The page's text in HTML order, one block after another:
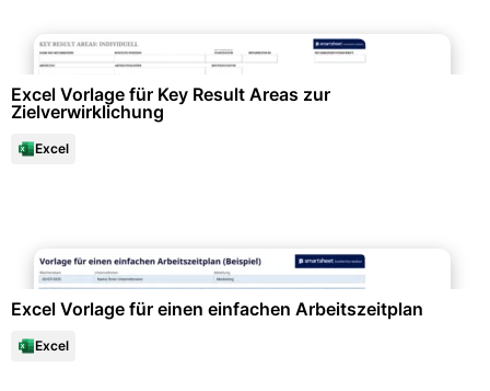
Excel Vorlage für Key Result Areas zur
Zielverwirklichung
Excel
Excel Vorlage für einen einfachen Arbeitszeitplan
Excel